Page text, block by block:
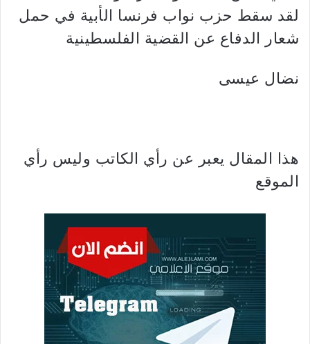
لقد سقط حزب نواب فرنسا الأبية في حمل
شعار الدفاع عن القضية الفلسطينية
نضال عيسى
هذا المقال يعبر عن رأي الكاتب وليس رأي
الموقع